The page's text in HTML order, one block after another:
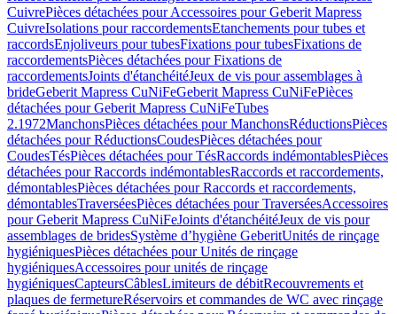
CuivrePièces détachées pour Accessoires pour Geberit Mapress
CuivreIsolations pour raccordementsEtanchements pour tubes et
raccordsEnjoliveurs pour tubesFixations pour tubesFixations de
raccordementsPièces détachées pour Fixations de
raccordementsJoints d'étanchéitéJeux de vis pour assemblages à
brideGeberit Mapress CuNiFeGeberit Mapress CuNiFePièces
détachées pour Geberit Mapress CuNiFeTubes
2.1972ManchonsPièces détachées pour ManchonsRéductionsPièces
détachées pour RéductionsCoudesPièces détachées pour
CoudesTésPièces détachées pour TésRaccords indémontablesPièces
détachées pour Raccords indémontablesRaccords et raccordements,
démontablesPièces détachées pour Raccords et raccordements,
démontablesTraverséesPièces détachées pour TraverséesAccessoires
pour Geberit Mapress CuNiFeJoints d'étanchéitéJeux de vis pour
assemblages de bridesSystème d’hygiène GeberitUnités de rinçage
hygiéniquesPièces détachées pour Unités de rinçage
hygiéniquesAccessoires pour unités de rinçage
hygiéniquesCapteursCâblesLimiteurs de débitRecouvrements et
plaques de fermetureRéservoirs et commandes de WC avec rinçage